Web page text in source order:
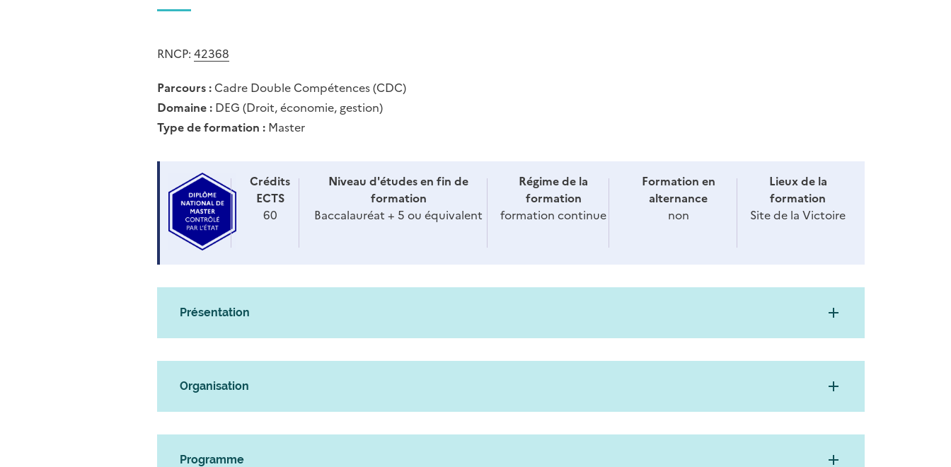
RNCP: 42368
Parcours : Cadre Double Compétences (CDC)
Domaine : DEG (Droit, économie, gestion)
Type de formation : Master
Crédits
ECTS
60
Niveau d'études en fin de
formation
Baccalauréat + 5 ou équivalent
Régime de la
formation
formation continue
Formation en
alternance
non
Lieux de la
formation
Site de la Victoire
Présentation
Organisation
Programme